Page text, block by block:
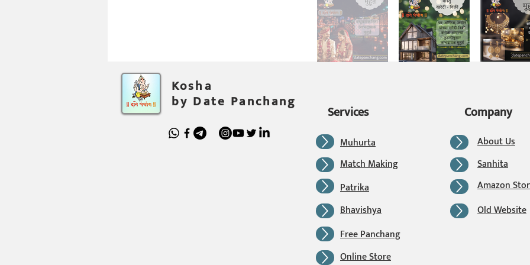
Kosha
by Date Panchang
Services Company
Muhurta
About Us
Match Making
Sanhita
Patrika
Amazon
Bhavishya
Old Website
Free Panchang
Online Store